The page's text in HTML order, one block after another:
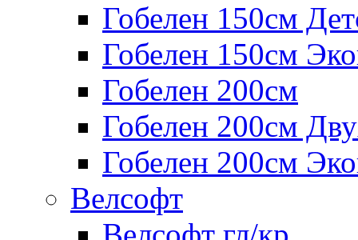
Гобелен 150см
Гобелен 150см
Гобелен 200см
Гобелен 200см
Гобелен 200см
Велсофт